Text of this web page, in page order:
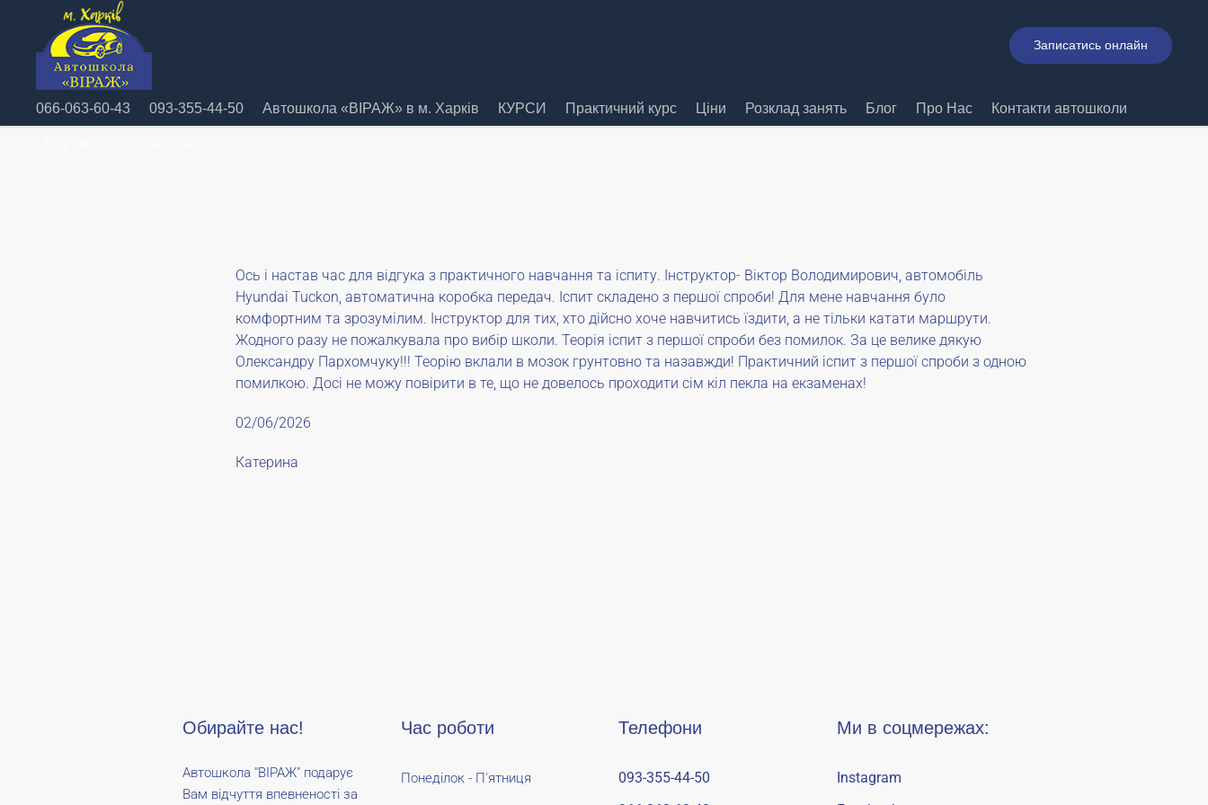
Записатись онлайн
066-063-60-43 093-355-44-50 Автошкола «ВІРАЖ» в м. Харків КУРСИ Практичний курс Ціни Розклад занять Блог Про Нас Контакти автошколи
Ось і настав час для відгука з практичного навчання та іспиту. Інструктор- Віктор Володимирович, автомобіль
Hyundai Tuckon, автоматична коробка передач. Іспит складено з першої спроби! Для мене навчання було
комфортним та зрозумілим. Інструктор для тих, хто дійсно хоче навчитись їздити, а не тільки катати маршрути.
Жодного разу не пожалкувала про вибір школи. Теорія іспит з першої спроби без помилок. За це велике дякую
Олександру Пархомчуку!!! Теорію вклали в мозок грунтовно та назавжди! Практичний іспит з першої спроби з одною
помилкою. Досі не можу повірити в те, що не довелось проходити сім кіл пекла на екзаменах!
02/06/2026
Катерина
Обирайте нас!
Автошкола "ВІРАЖ" подарує
Вам відчуття впевненості за
Час роботи
Понеділок - П'ятниця
Телефони
093-355-44-50
Ми в соцмережах:
Instagram